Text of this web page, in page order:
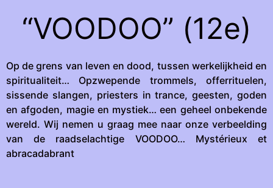
“VOODOO” (12e)
Op de grens van leven en dood, tussen werkelijkheid en
spiritualiteit… Opzwepende trommels, offerrituelen,
sissende slangen, priesters in trance, geesten, goden
en afgoden, magie en mystiek… een geheel onbekende
wereld. Wij nemen u graag mee naar onze verbeelding
van de raadselachtige VOODOO… Mystérieux et
abracadabrant